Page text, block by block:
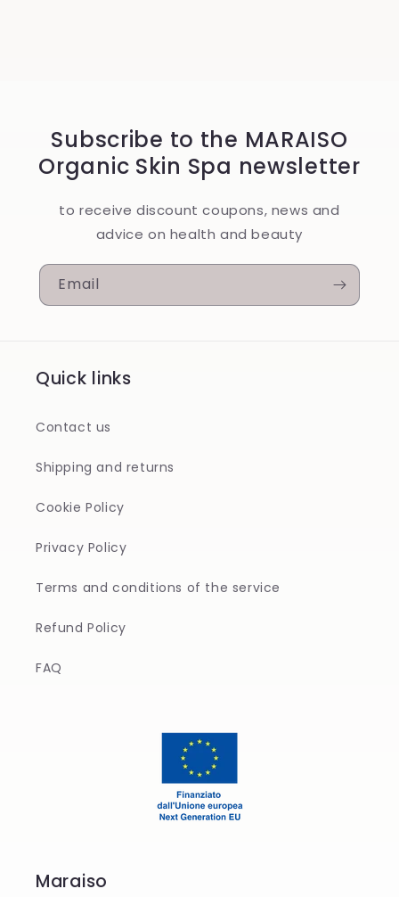
Subscribe to the MARAISO
Organic Skin Spa newsletter
to receive discount coupons, news and
advice on health and beauty
Email
Quick links
Contact us
Shipping and returns
Cookie Policy
Privacy Policy
Terms and conditions of the service
Refund Policy
FAQ
Maraiso